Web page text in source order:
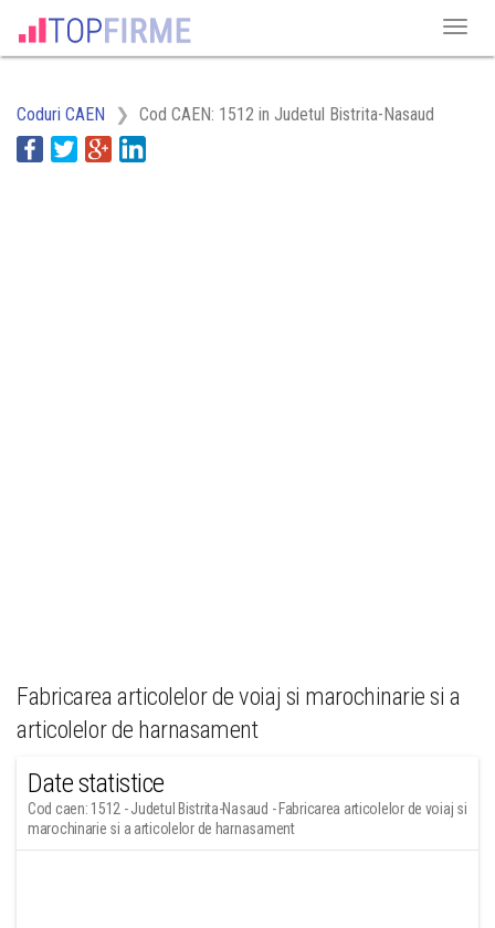
Coduri CAEN Cod CAEN: 1512 in Judetul Bistrita-Nasaud
Fabricarea articolelor de voiaj si marochinarie si a
articolelor de harnasament
Date statistice
Cod caen: 1512 - Judetul Bistrita-Nasaud - Fabricarea articolelor de voiaj si
marochinarie si a articolelor de harnasament